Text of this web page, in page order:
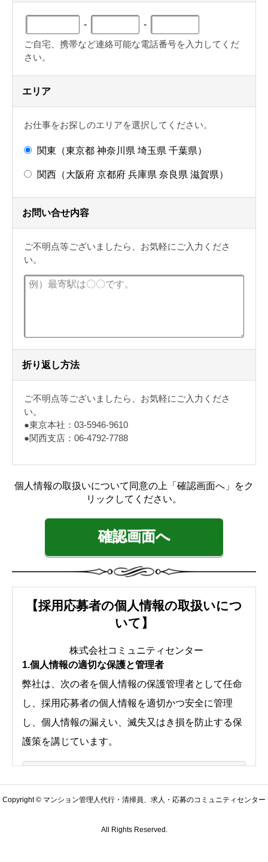
-
-
ご自宅、携帯など連絡可能な電話番号を入力してくだ
さい。
エリア
お仕事をお探しのエリアを選択してください。
関東（東京都 神奈川県 埼玉県 千葉県）
関西（大阪府 京都府 兵庫県 奈良県 滋賀県）
お問い合せ内容
ご不明点等ございましたら、お気軽にご入力くださ
い。
折り返し方法
ご不明点等ございましたら、お気軽にご入力くださ
い。
●東京本社：03-5946-9610
●関西支店：06-4792-7788
【採用応募者の個人情報の取扱いにつ
いて】
株式会社コミュニティセンター
1.個人情報の適切な保護と管理者
弊社は、次の者を個人情報の保護管理者として任命
し、採用応募者の個人情報を適切かつ安全に管理
し、個人情報の漏えい、滅失又はき損を防止する保
護策を講じています。
株式会社コミュニティセンター 総務・労務
課 個人情報問合せ窓口
Copyright © マンション管理人代行・清掃員、求人・応募のコミュニティセンター
All Rights Reserved.